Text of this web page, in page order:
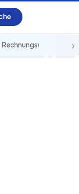
Rechnungswesen